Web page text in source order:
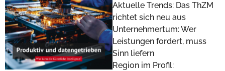
Aktuelle Trends: Das ThZM
richtet sich neu aus
Unternehmertum: Wer
Leistungen fordert, muss
Sinn liefern
Region im Profil: